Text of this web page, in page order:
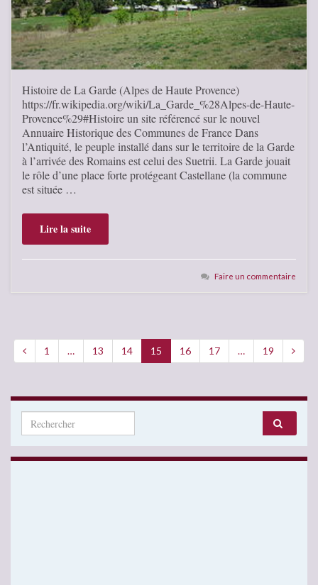
Histoire de La Garde (Alpes de Haute Provence)
https://fr.wikipedia.org/wiki/La_Garde_%28Alpes-de-Haute-
Provence%29#Histoire un site référencé sur le nouvel
Annuaire Historique des Communes de France Dans
l’Antiquité, le peuple installé dans sur le territoire de la Garde
à l’arrivée des Romains est celui des Suetrii. La Garde jouait
le rôle d’une place forte protégeant Castellane (la commune
est située …
Lire la suite
Faire un commentaire
1 … 13 14 15 16 17 … 19
Search for: